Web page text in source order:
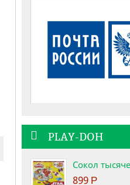
PLAY-DOH
899 Р